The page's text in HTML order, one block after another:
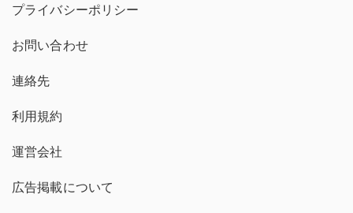
プライバシーポリシー
お問い合わせ
連絡先
利用規約
運営会社
広告掲載について